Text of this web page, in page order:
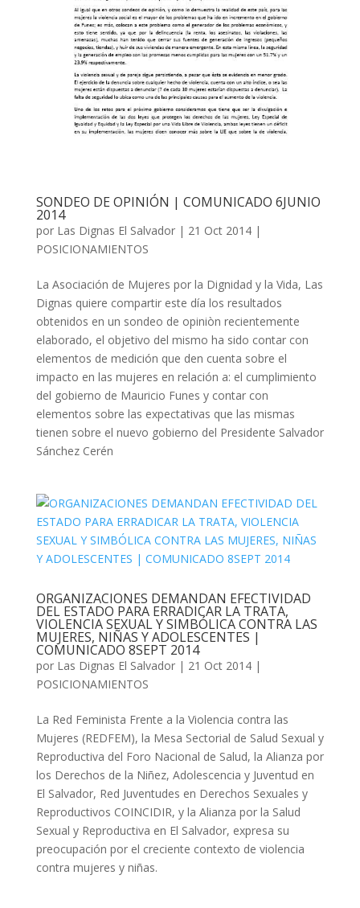
SONDEO DE OPINIÓN | COMUNICADO 6JUNIO
2014
por Las Dignas El Salvador| 21 Oct 2014|
POSICIONAMIENTOS
La Asociación de Mujeres por la Dignidad y la Vida, Las
Dignas quiere compartir este día los resultados
obtenidos en un sondeo de opiniòn recientemente
elaborado, el objetivo del mismo ha sido contar con
elementos de medición que den cuenta sobre el
impacto en las mujeres en relación a: el cumplimiento
del gobierno de Mauricio Funes y contar con
elementos sobre las expectativas que las mismas
tienen sobre el nuevo gobierno del Presidente Salvador
Sánchez Cerén
ORGANIZACIONES DEMANDAN EFECTIVIDAD
DEL ESTADO PARA ERRADICAR LA TRATA,
VIOLENCIA SEXUAL Y SIMBÓLICA CONTRA LAS
MUJERES, NIÑAS Y ADOLESCENTES |
COMUNICADO 8SEPT 2014
por Las Dignas El Salvador| 21 Oct 2014|
POSICIONAMIENTOS
La Red Feminista Frente a la Violencia contra las
Mujeres (REDFEM), la Mesa Sectorial de Salud Sexual y
Reproductiva del Foro Nacional de Salud, la Alianza por
los Derechos de la Niñez, Adolescencia y Juventud en
El Salvador, Red Juventudes en Derechos Sexuales y
Reproductivos COINCIDIR, y la Alianza por la Salud
Sexual y Reproductiva en El Salvador, expresa su
preocupación por el creciente contexto de violencia
contra mujeres y niñas.